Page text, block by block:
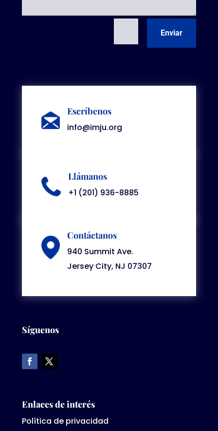
Enviar
Escríbenos
info@imju.org
Llámanos
+1 (201) 936-8885
Contáctanos
940 Summit Ave.
Jersey City, NJ 07307
Síguenos
Enlaces de interés
Política de privacidad